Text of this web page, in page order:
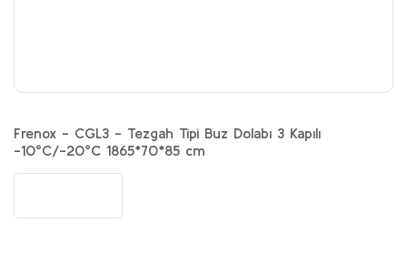
Frenox - CGL3 - Tezgah Tipi Buz Dolabı 3 Kapılı
-10°C/-20°C 1865*70*85 cm